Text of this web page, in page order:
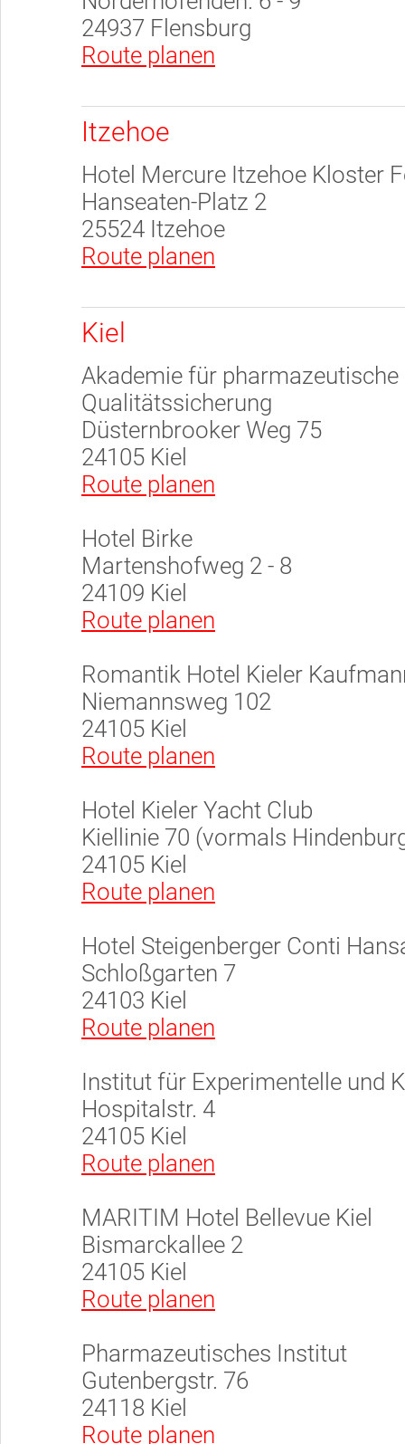
24937 Flensburg
Route planen
Itzehoe
Hotel Mercure Itzehoe Kloster
Hanseaten-Platz 2
25524 Itzehoe
Route planen
Kiel
Akademie für
Qualitätssicherung
Düsternbrooker Weg 75
24105 Kiel
Route planen
Hotel Birke
Martenshofweg 2 - 8
24109 Kiel
Route planen
Romantik Hotel Kieler
Niemannsweg 102
24105 Kiel
Route planen
Hotel Kieler Yacht Club
Kiellinie 70 (vormals
24105 Kiel
Route planen
Hotel Steigenberger Conti
Schloßgarten 7
24103 Kiel
Route planen
Institut für Experimentelle und
Hospitalstr. 4
24105 Kiel
Route planen
MARITIM Hotel Bellevue Kiel
Bismarckallee 2
24105 Kiel
Route planen
Pharmazeutisches Institut
Gutenbergstr. 76
24118 Kiel
Route planen